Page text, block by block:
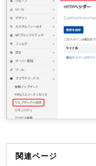
関連ページ